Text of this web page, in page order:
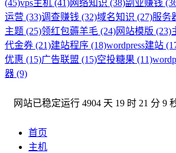
(45)vps主机 (41)网络知识 (38)副业赚钱
运营 (33)调查赚钱 (32)域名知识 (27)服务
主题 (25)领红包薅羊毛 (24)网站模版 (23)
代金券 (21)建站程序 (18)wordpress建站
优惠 (15)广告联盟 (15)空投糖果 (11)
器 (9)
网站已稳定运行 4904 天 19 时 21 分 9
首页
主机